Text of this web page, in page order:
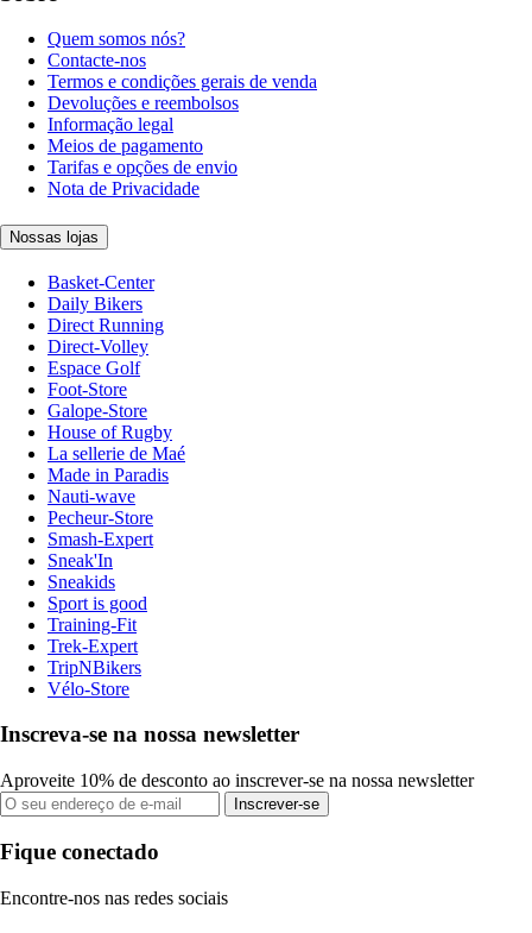
Quem somos nós?
Contacte-nos
Termos e condições gerais de venda
Devoluções e reembolsos
Informação legal
Meios de pagamento
Tarifas e opções de envio
Nota de Privacidade
Nossas lojas
Basket-Center
Daily Bikers
Direct Running
Direct-Volley
Espace Golf
Foot-Store
Galope-Store
House of Rugby
La sellerie de Maé
Made in Paradis
Nauti-wave
Pecheur-Store
Smash-Expert
Sneak'In
Sneakids
Sport is good
Training-Fit
Trek-Expert
TripNBikers
Vélo-Store
Inscreva-se na nossa newsletter
Aproveite 10% de desconto ao inscrever-se na nossa newsletter
Inscrever-se
Fique conectado
Encontre-nos nas redes sociais